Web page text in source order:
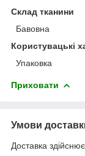
Склад тканини
Бавовна
Користувацькі
Упаковка
Приховати
Умови
Доставка